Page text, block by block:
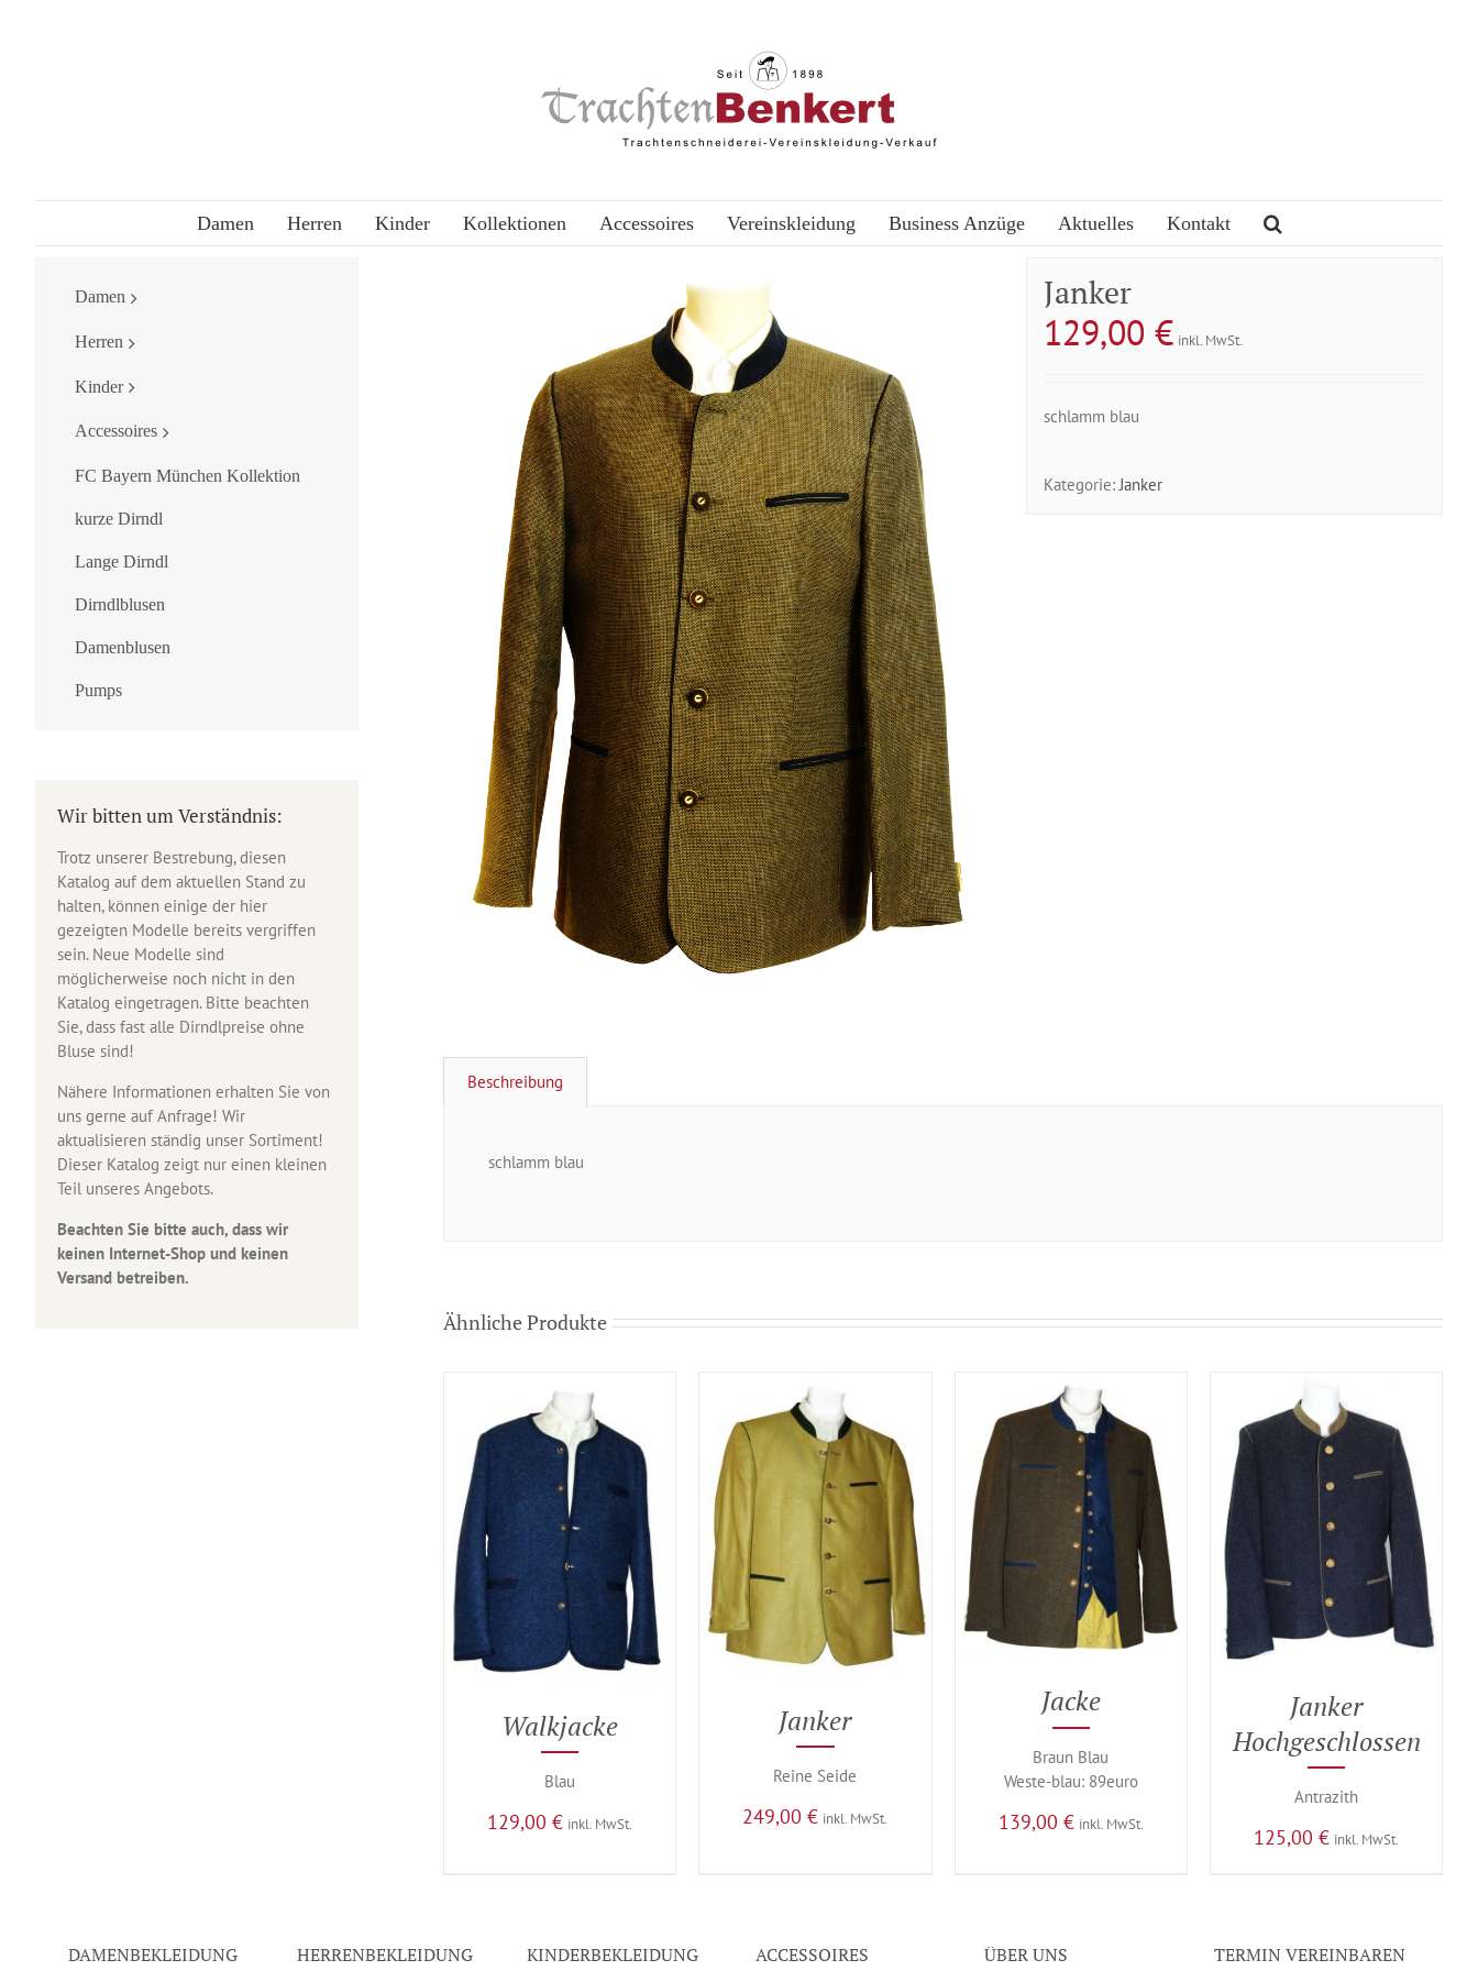
Damen Herren Kinder Kollektionen Accessoires Vereinskleidung Business Anzüge Aktuelles Kontakt
Janker
129,00€ inkl. MwSt.
schlamm blau
Kategorie:Janker
Beschreibung
schlamm blau
Ähnliche Produkte
Walkjacke
Blau
129,00€ inkl. MwSt.
Janker
Reine Seide
249,00€ inkl. MwSt.
Jacke
Braun Blau
Weste-blau: 89euro
139,00 € inkl. MwSt.
Janker
Hochgeschlossen
Antrazith
125,00 € inkl. MwSt.
Damen
Herren
Kinder
Accessoires
FC Bayern München Kollektion
kurze Dirndl
Lange Dirndl
Dirndlblusen
Damenblusen
Pumps
Wir bitten um Verständnis:
Trotz unserer Bestrebung, diesen
Katalog auf dem aktuellen Stand zu
halten, können einige der hier
gezeigten Modelle bereits vergriffen
sein. Neue Modelle sind
möglicherweise noch nicht in den
Katalog eingetragen. Bitte beachten
Sie, dass fast alle Dirndlpreise ohne
Bluse sind!
Nähere Informationen erhalten Sie von
uns gerne auf Anfrage! Wir
aktualisieren ständig unser Sortiment!
Dieser Katalog zeigt nur einen kleinen
Teil unseres Angebots.
Beachten Sie bitte auch, dass wir
keinen Internet-Shop und keinen
Versand betreiben.
DAMENBEKLEIDUNG HERRENBEKLEIDUNG KINDERBEKLEIDUNG ACCESSOIRES ÜBER UNS TERMIN VEREINBAREN